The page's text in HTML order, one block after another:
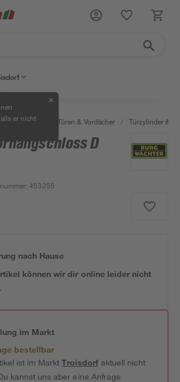
falls er nicht
✕
/ Fenster, Türen & Vordächer / Türzylinder &
D
:453255
nach Hause
können wir dir online leider nicht
im Markt
bestellbar
ist im MarktTroisdorfaktuell nicht
kannst uns aber eine Anfrage